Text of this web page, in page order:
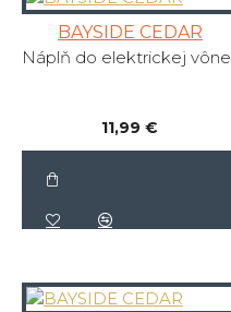
BAYSIDE CEDAR
Náplň do elektrickej vône
11,99 €